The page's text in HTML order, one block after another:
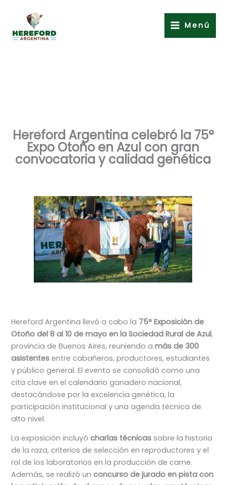
contenido
Menú
Hereford Argentina celebró la 75°
Expo Otoño en Azul con gran
convocatoria y calidad genética
Hereford Argentina llevó a cabo la 75° Exposición de
Otoño del 8 al 10 de mayo en la Sociedad Rural de Azul,
provincia de Buenos Aires, reuniendo amás de 300
asistentes entre cabañeros, productores, estudiantes
y público general. El evento se consolidó como una
cita clave en el calendario ganadero nacional,
destacándose por la excelencia genética, la
participación institucional y una agenda técnica de
alto nivel.
La exposición incluyócharlas técnicas sobre la historia
de la raza, criterios de selección en reproductores y el
rol de los laboratorios en la producción de carne.
Además, se realizó unconcurso de jurado en pista con